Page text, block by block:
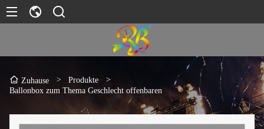
Zuhause > Produkte
>
Ballonbox zum Thema Geschlecht offenbaren